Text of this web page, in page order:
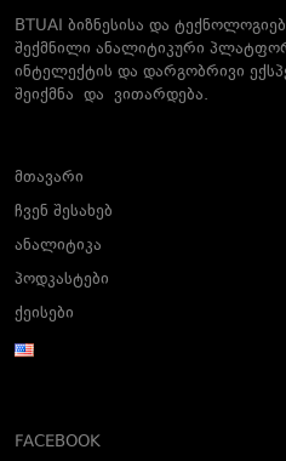
BTUAI ბიზნესისა და
შექმნილი ანალიტიკური
ინტელექტის და დარგობრივი
შეიქმნა და ვითარდება.
მთავარი
ჩვენ შესახებ
ანალიტიკა
პოდკასტები
ქეისები
FACEBOOK